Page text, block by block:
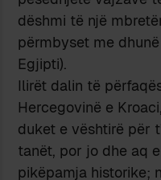
dëshmi të një
përmbyset me
Egjipti).
Ilirët dalin të
Hercegovinë e
duket e vështirë për
tanët, por jo dhe aq
pikëpamja historike;